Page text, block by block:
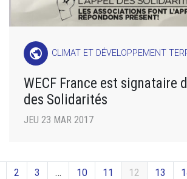
public CLIMAT ET DÉVELOPPEMENT
WECF France est signataire
des Solidarités
JEU 23 MAR 2017
2 3 … 10 11 12 13